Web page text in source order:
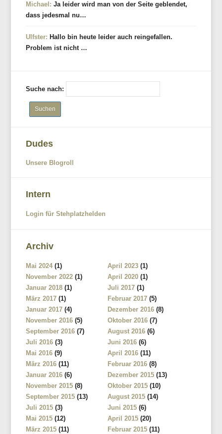
Michael: Ja leider wird man von der Seite geblendet,
dass jedesmal nu…
Ulfster: Hallo bin heute leider auch reingefallen.
Problem ist nicht …
Suche nach:
Dudes
Unsere Blogroll
Intern
Login für Stehplatzhelden
Archiv
Mai 2024 (1) April 2023 (1)
November 2022 (1) April 2020 (1)
Januar 2018 (1) Juli 2017 (1)
März 2017 (1) Februar 2017 (5)
Januar 2017 (4) Dezember 2016 (8)
November 2016 (5) Oktober 2016 (7)
September 2016 (7) August 2016 (6)
Juli 2016 (3) Juni 2016 (6)
Mai 2016 (9) April 2016 (11)
März 2016 (11) Februar 2016 (8)
Januar 2016 (6) Dezember 2015 (13)
November 2015 (8) Oktober 2015 (10)
September 2015 (13) August 2015 (14)
Juli 2015 (3) Juni 2015 (6)
Mai 2015 (12) April 2015 (20)
März 2015 (11) Februar 2015 (11)